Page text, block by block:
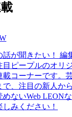
話が聞きたい！ 編
目ピープルのオリ
載コーナーです。
で、注目の新人か
めないWeb LEON
しみください！